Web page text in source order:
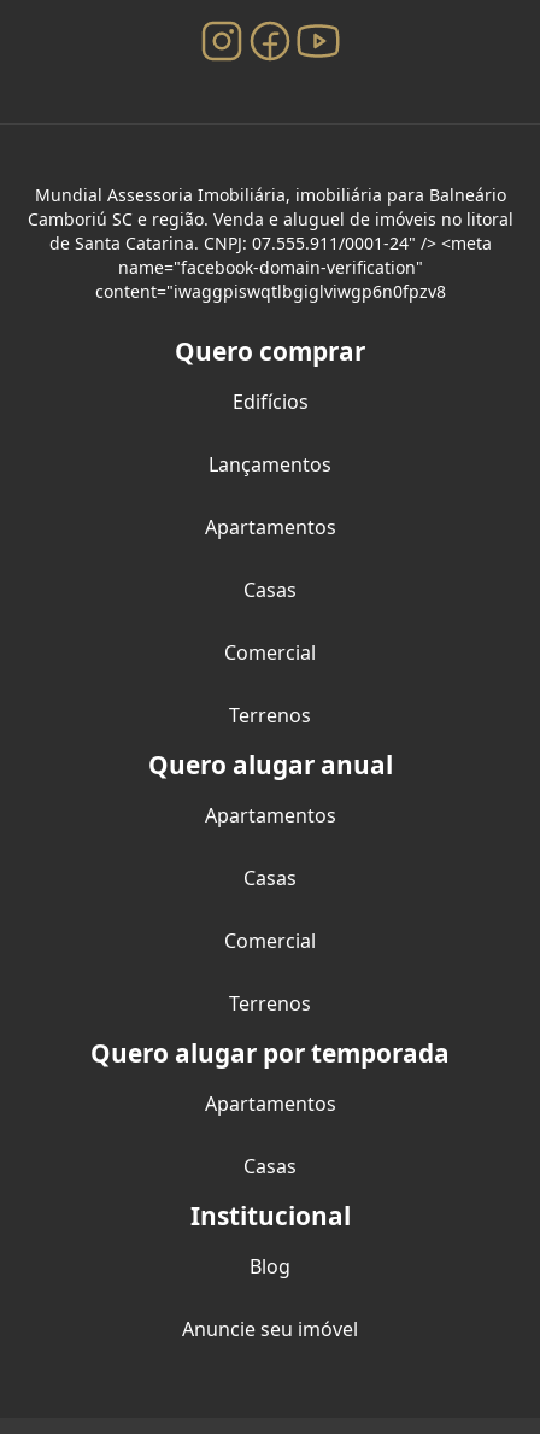
Mundial Assessoria Imobiliária, imobiliária para Balneário
Camboriú SC e região. Venda e aluguel de imóveis no litoral
de Santa Catarina. CNPJ: 07.555.911/0001-24" /> <meta
name="facebook-domain-verification"
content="iwaggpiswqtlbgiglviwgp6n0fpzv8
Quero comprar
Edifícios
Lançamentos
Apartamentos
Casas
Comercial
Terrenos
Quero alugar anual
Apartamentos
Casas
Comercial
Terrenos
Quero alugar por temporada
Apartamentos
Casas
Institucional
Blog
Anuncie seu imóvel